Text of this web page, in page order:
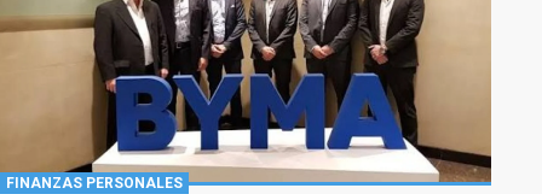
FINANZAS PERSONALES